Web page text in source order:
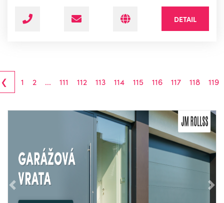
DETAIL
‹ 1 2 ... 111 112 113 114 115 116 117 118 119
Předchozí